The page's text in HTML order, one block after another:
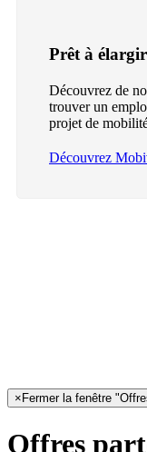
Prêt à
Découvrez de
trouver un
projet de
Découvrez
× Fermer la fenêtre
Offres